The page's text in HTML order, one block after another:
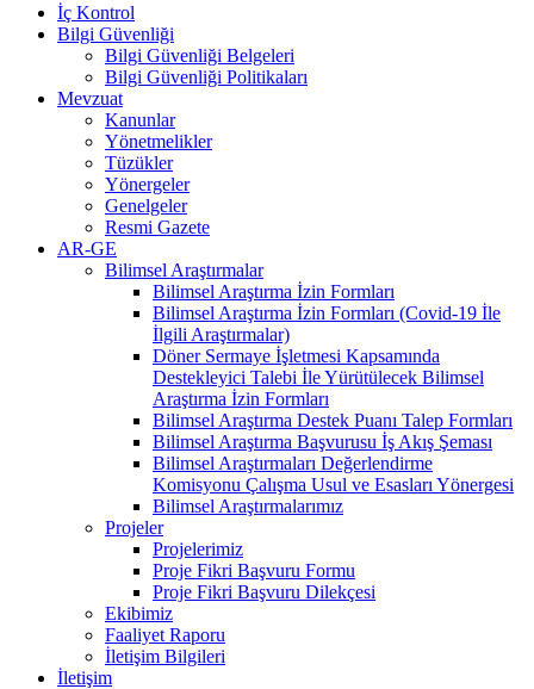
İç Kontrol
Bilgi Güvenliği
Bilgi Güvenliği Belgeleri
Bilgi Güvenliği Politikaları
Mevzuat
Kanunlar
Yönetmelikler
Tüzükler
Yönergeler
Genelgeler
Resmi Gazete
AR-GE
Bilimsel Araştırmalar
Bilimsel Araştırma İzin Formları
Bilimsel Araştırma İzin Formları (Covid-19 İle
İlgili Araştırmalar)
Döner Sermaye İşletmesi Kapsamında
Destekleyici Talebi İle Yürütülecek Bilimsel
Araştırma İzin Formları
Bilimsel Araştırma Destek Puanı Talep Formları
Bilimsel Araştırma Başvurusu İş Akış Şeması
Bilimsel Araştırmaları Değerlendirme
Komisyonu Çalışma Usul ve Esasları Yönergesi
Bilimsel Araştırmalarımız
Projeler
Projelerimiz
Proje Fikri Başvuru Formu
Proje Fikri Başvuru Dilekçesi
Ekibimiz
Faaliyet Raporu
İletişim Bilgileri
İletişim